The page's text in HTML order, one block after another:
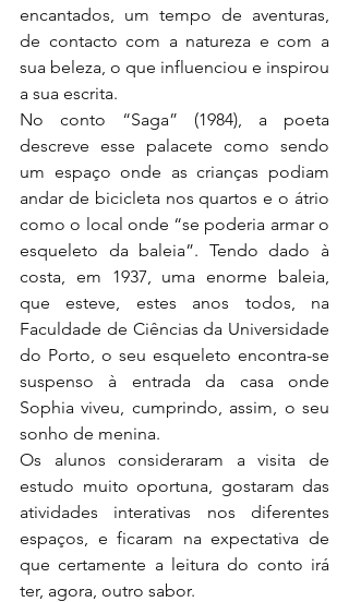
encantados, um tempo de aventuras,
de contacto com a natureza e com a
sua beleza, o que influenciou e inspirou
a sua escrita.
No conto “Saga” (1984), a poeta
descreve esse palacete como sendo
um espaço onde as crianças podiam
andar de bicicleta nos quartos e o átrio
como o local onde “se poderia armar o
esqueleto da baleia”. Tendo dado à
costa, em 1937, uma enorme baleia,
que esteve, estes anos todos, na
Faculdade de Ciências da Universidade
do Porto, o seu esqueleto encontra-se
suspenso à entrada da casa onde
Sophia viveu, cumprindo, assim, o seu
sonho de menina.
Os alunos consideraram a visita de
estudo muito oportuna, gostaram das
atividades interativas nos diferentes
espaços, e ficaram na expectativa de
que certamente a leitura do conto irá
ter, agora, outro sabor.